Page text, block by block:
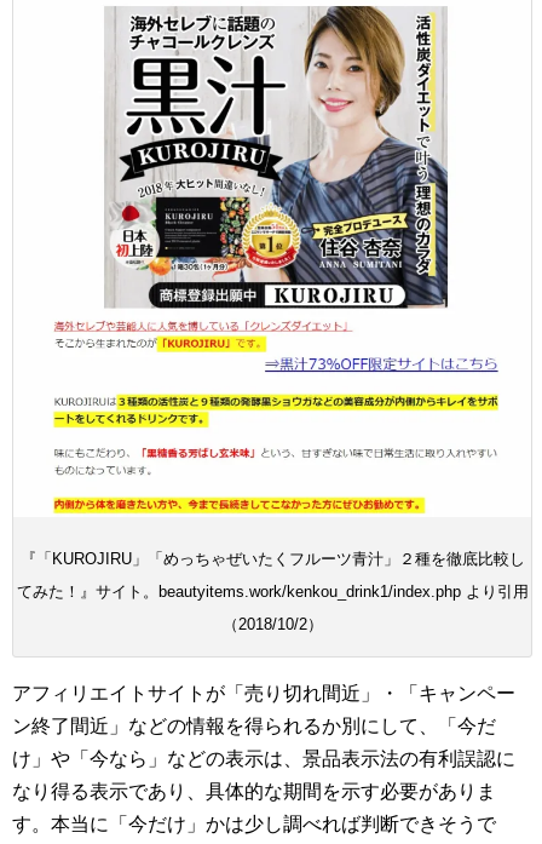
『「KUROJIRU」「めっちゃぜいたくフルーツ青汁」２種を徹底比較し
てみた！』サイト。beautyitems.work/kenkou_drink1/index.php より引用
（2018/10/2）
アフィリエイトサイトが「売り切れ間近」・「キャンペー
ン終了間近」などの情報を得られるか別にして、「今だ
け」や「今なら」などの表示は、景品表示法の有利誤認に
なり得る表示であり、具体的な期間を示す必要がありま
す。本当に「今だけ」かは少し調べれば判断できそうで